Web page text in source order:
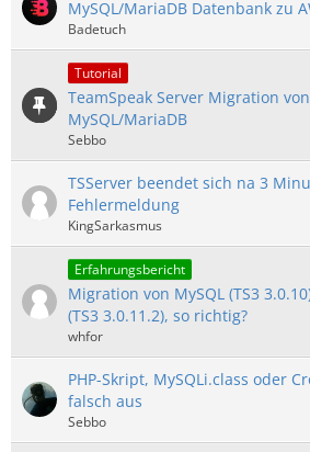
MySQL/MariaDB Datenbank zu
Badetuch
Tutorial
TeamSpeak Server Migration
MySQL/MariaDB
Sebbo
TSServer beendet sich na 3
Fehlermeldung
KingSarkasmus
Erfahrungsbericht
Migration von MySQL (TS3
(TS3 3.0.11.2), so richtig?
whfor
PHP-Skript, MySQLi.class oder
falsch aus
Sebbo